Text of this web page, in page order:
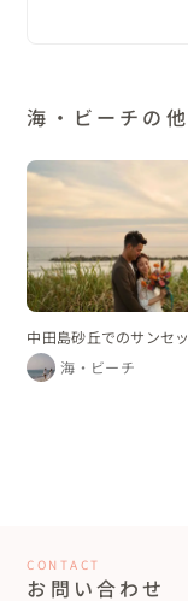
海・ビーチの
中田島砂丘でのサンセ
海・ビーチ
CONTACT
お問い合わせ